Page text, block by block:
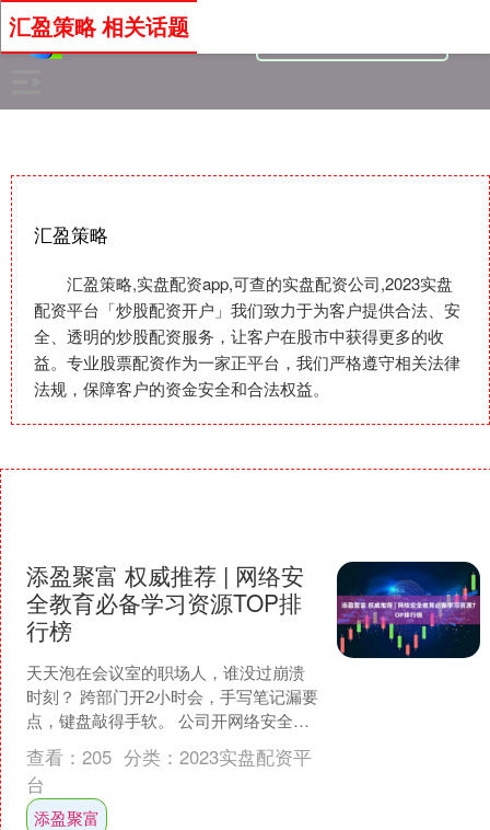
汇盈策略
汇盈策略,实盘配资app,可查的实盘配资公司,2023实盘
配资平台「炒股配资开户」我们致力于为客户提供合法、安
全、透明的炒股配资服务，让客户在股市中获得更多的收
益。专业股票配资作为一家正平台，我们严格遵守相关法律
法规，保障客户的资金安全和合法权益。
汇盈策略 相关话题
添盈聚富 权威推荐 | 网络安
全教育必备学习资源TOP排
行榜
天天泡在会议室的职场人，谁没过崩溃
时刻？ 跨部门开2小时会，手写笔记漏要
点，键盘敲得手软。 公司开网络安全教
育培训，录了音回头整理要点，要花好
几个小时。 客户沟....
查看： 205 分类： 2023实盘配资平
台
添盈聚富